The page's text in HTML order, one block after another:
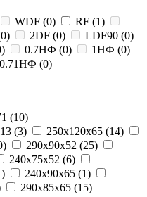
WDF (0) RF (1)
0) 2DF (0) LDF90 (0)
) 0.7НФ (0) 1НФ (0)
0.71НФ (0)
(10)
(3) 250x120x65 (14)
) 290x90x52 (25)
240x75x52 (6)
) 240x90x65 (1)
290x85x65 (15)